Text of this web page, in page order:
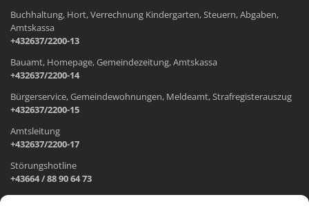
Buchhaltung, Hort, Verrechnung Kindergarten, Steuern, Abgaben,
Amtskassa
+432637/2200-13
Bauamt, Homepage, Gemeindezeitung, Amtskassa
+432637/2200-14
Bürgerservice, Gemeindewohnungen, Meldeamt, Strafregisterauszug
+432637/2200-15
Amtsleitung
+432637/2200-17
Störungshotline
+43664 / 88 90 64 73